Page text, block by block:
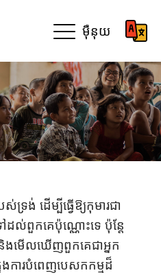
ម៉ឺនុយ
ង់ ដើម្បីធ្វើឱ្យកុមារជា
ដល់ពួកគេប៉ុណ្ណោះទេ ប៉ុន្តែ
មើលឃើញពួកគេជាអ្នក
ងការបំពេញបេសកកម្មដ៏